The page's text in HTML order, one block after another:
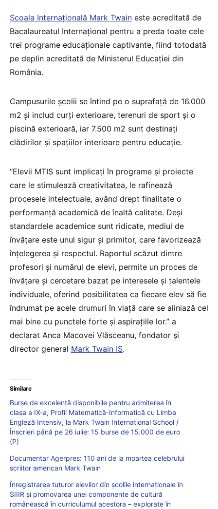
Școala Internațională Mark Twain este acreditată de
Bacalaureatul Internațional pentru a preda toate cele
trei programe educaționale captivante, fiind totodată
pe deplin acreditată de Ministerul Educației din
România.
Campusurile școlii se întind pe o suprafață de 16.000
m2 și includ curți exterioare, terenuri de sport și o
piscină exterioară, iar 7.500 m2 sunt destinați
clădirilor și spațiilor interioare pentru educație.
“Elevii MTIS sunt implicați în programe și proiecte
care le stimulează creativitatea, le rafinează
procesele intelectuale, având drept finalitate o
performanță academică de înaltă calitate. Deși
standardele academice sunt ridicate, mediul de
învățare este unul sigur și primitor, care favorizează
înțelegerea și respectul. Raportul scăzut dintre
profesori și numărul de elevi, permite un proces de
învățare și cercetare bazat pe interesele și talentele
individuale, oferind posibilitatea ca fiecare elev să fie
îndrumat pe acele drumuri în viață care se aliniază cel
mai bine cu punctele forte și aspirațiile lor.” a
declarat Anca Macovei Vlăsceanu, fondator și
director general Mark Twain IS.
Similare
Burse de excelență disponibile pentru admiterea în
clasa a IX-a, Profil Matematică-Informatică cu Limba
Engleză Intensiv, la Mark Twain International School /
Înscrieri până pe 26 iulie: 15 burse de 15.000 de euro
(P)
Documentar Agerpres: 110 ani de la moartea celebrului
scriitor american Mark Twain
Înregistrarea tuturor elevilor din școlile internaționale în
SIIIR și promovarea unei componente de cultură
românească în curriculumul acestora – explorate în